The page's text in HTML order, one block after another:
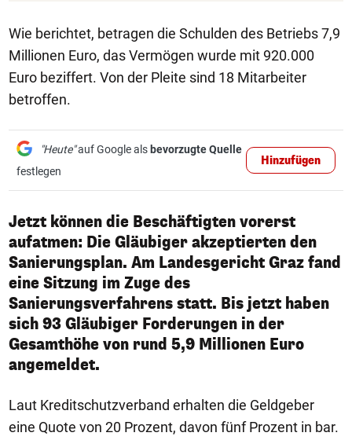
Wie berichtet, betragen die Schulden des Betriebs 7,9
Millionen Euro, das Vermögen wurde mit 920.000
Euro beziffert. Von der Pleite sind 18 Mitarbeiter
betroffen.
"Heute"auf Google als bevorzugte Quelle
festlegen
Hinzufügen
Jetzt können die Beschäftigten vorerst
aufatmen: Die Gläubiger akzeptierten den
Sanierungsplan. Am Landesgericht Graz fand
eine Sitzung im Zuge des
Sanierungsverfahrens statt. Bis jetzt haben
sich 93 Gläubiger Forderungen in der
Gesamthöhe von rund 5,9 Millionen Euro
angemeldet.
Laut Kreditschutzverband erhalten die Geldgeber
eine Quote von 20 Prozent, davon fünf Prozent in bar.